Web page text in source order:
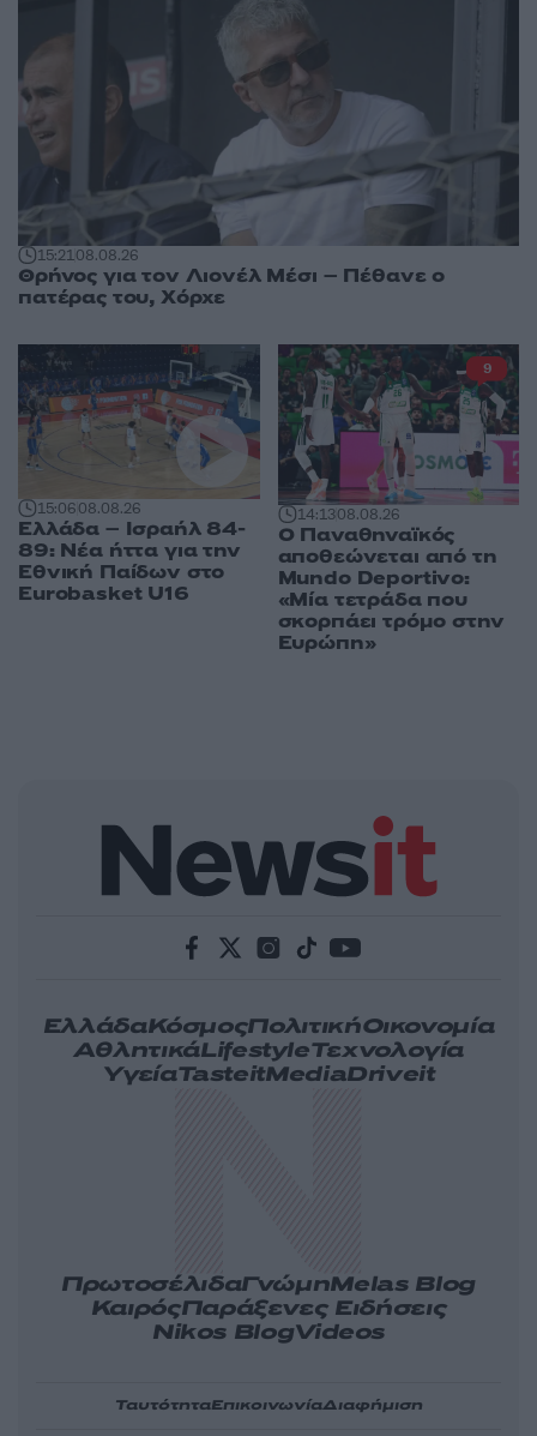
15:2108.08.26
Θρήνος για τον Λιονέλ Μέσι – Πέθανε ο
πατέρας του, Χόρχε
15:0608.08.26
Ελλάδα – Ισραήλ 84-
89: Νέα ήττα για την
Εθνική Παίδων στο
Eurobasket U16
14:1308.08.26
Ο Παναθηναϊκός
αποθεώνεται από τη
Mundo Deportivo:
«Μία τετράδα που
σκορπάει τρόμο στην
Ευρώπη»
9
ΕλλάδαΚόσμοςΠολιτικήΟικονομία
ΑθλητικάLifestyleΤεχνολογία
ΥγείαTasteitMediaDriveit
ΠρωτοσέλιδαΓνώμηMelas Blog
ΚαιρόςΠαράξενες Ειδήσεις
Nikos BlogVideos
ΤαυτότηταΕπικοινωνίαΔιαφήμιση